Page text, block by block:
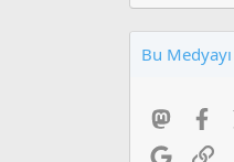
Bu
GoogleLink